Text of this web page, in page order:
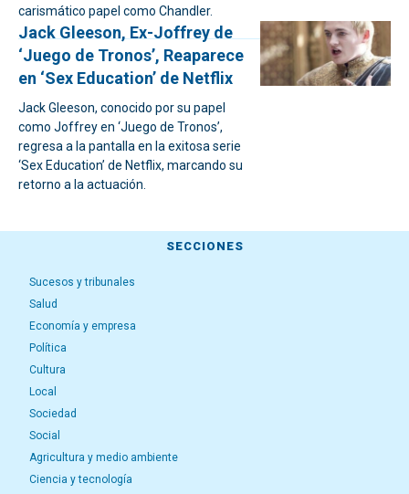
carismático papel como Chandler.
Jack Gleeson, Ex-Joffrey de
‘Juego de Tronos’, Reaparece
en ‘Sex Education’ de Netflix
Jack Gleeson, conocido por su papel
como Joffrey en ‘Juego de Tronos’,
regresa a la pantalla en la exitosa serie
‘Sex Education’ de Netflix, marcando su
retorno a la actuación.
SECCIONES
Sucesos y tribunales
Salud
Economía y empresa
Política
Cultura
Local
Sociedad
Social
Agricultura y medio ambiente
Ciencia y tecnología